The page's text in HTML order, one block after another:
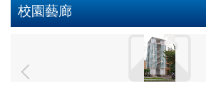
校園藝廊